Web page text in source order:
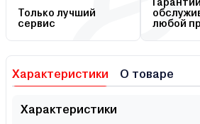
Только лучший
сервис
любой
Характеристики О товаре
Характеристики